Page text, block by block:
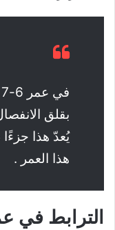
بقلق
يُعدّ هذا
هذا العمر .